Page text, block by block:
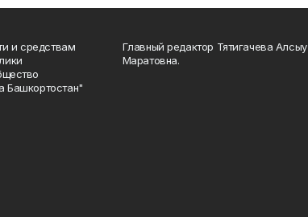
и средствам
Башкортостан"
Главный редактор Тятигачева Алсыу
Маратовна.